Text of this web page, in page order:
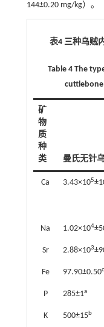
144±0.20 mg/kg）。
表4 三种乌贼
Table 4 The
矿
物
质
种
类
曼氏无针
Ca 3.43×105
Na 1.02×104
Sr 2.88×103
Fe 97.90±0.50c
P 285±1a
K 500±15 b